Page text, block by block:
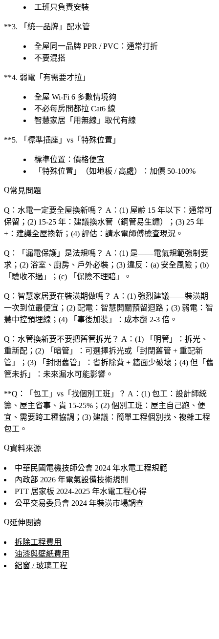
工班只負責安裝
**3. 「統一品牌」配水管
全屋同一品牌 PPR / PVC：通常打折
不要混搭
**4. 弱電「有需要才拉」
全屋 Wi-Fi 6 多數情境夠
不必每房間都拉 Cat6 線
智慧家居「用無線」取代有線
**5. 「標準插座」vs「特殊位置」
標準位置：價格便宜
「特殊位置」（如地板 / 高處）：加價 50-100%
常見問題
Q：水電一定要全屋換新嗎？ A：(1) 屋齡 15 年以下：通常可
保留；(2) 15-25 年：建議換水管（鋼管易生鏽）；(3) 25 年
+：建議全屋換新；(4) 評估：請水電師傅檢查現況。
Q：「漏電保護」是法規嗎？ A：(1) 是——電氣規範強制要
求；(2) 浴室、廚房、戶外必裝；(3) 違反：(a) 安全風險；(b)
「驗收不過」；(c) 「保險不理賠」。
Q：智慧家居要在裝潢期做嗎？ A：(1) 強烈建議——裝潢期
一次到位最便宜；(2) 配電：智慧開關預留迴路；(3) 弱電：智
慧中控預埋線；(4) 「事後加裝」：成本翻 2-3 倍。
Q：水管換新要不要把舊管拆光？ A：(1) 「明管」：拆光、
重新配；(2) 「暗管」：可選擇拆光或「封閉舊管 + 重配新
管」；(3) 「封閉舊管」：省拆除費 + 牆面少破壞；(4) 但「舊
管未拆」：未來漏水可能影響。
**Q：「包工」vs「找個別工班」？ A：(1) 包工：設計師統
籌、屋主省事、貴 15-25%；(2) 個別工班：屋主自己跑、便
宜、需要跨工種協調；(3) 建議：簡單工程個別找、複雜工程
包工。
資料來源
中華民國電機技師公會 2024 年水電工程規範
內政部 2026 年電氣設備技術規則
PTT 居家板 2024-2025 年水電工程心得
公平交易委員會 2024 年裝潢市場調查
延伸閱讀
拆除工程費用
油漆與壁紙費用
鋁窗 / 玻璃工程